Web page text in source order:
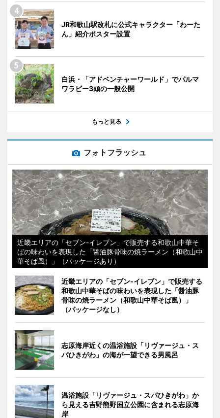
JR和歌山駅改札に公式キャラクター「わーた
ん」紹介ポスター設置
白浜・「アドベンチャーワールド」でパルマ
ワラビー3頭の一般公開
もっと見る
フォトフラッシュ
近畿エリアの「セブン-イレブン」で販売する和歌山中華そ
ばの味わいを表現した「醤油豚骨味の焼ラーメン（和歌山中
華そば風）」（パッケージあり）
近畿エリアの「セブン-イレブン」で販売する
和歌山中華そばの味わいを表現した「醤油豚
骨味の焼ラーメン（和歌山中華そば風）」
（パッケージなし）
志原海岸近くの温浴施設「リヴァージュ・ス
パひきがわ」の海が一望できる男風呂
温浴施設「リヴァージュ・スパひきがわ」か
ら見える吉野熊野国立公園に含まれる志原海
岸